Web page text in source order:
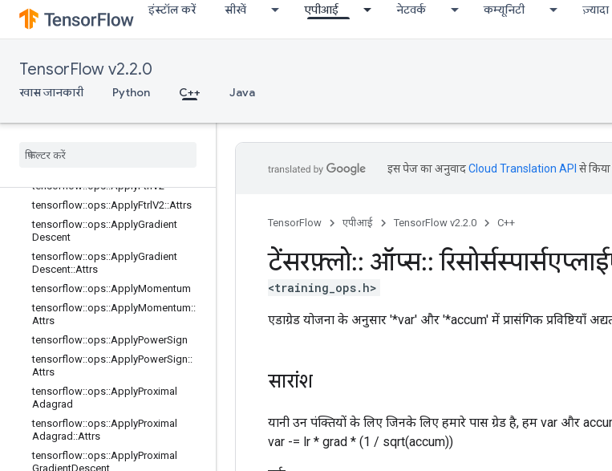
इंस्टॉल करें सीखें एपीआई नेटवर्क कम्यूनिटी ज़्यादा
TensorFlow v2.2.0
खास जानकारी Python C++ Java
tensorflow::ops::ApplyAdam::Attrs
tensorflow::ops::ApplyAddSign
s
tensorflow::ops::ApplyCenteredRMS
Prop
RMSProp::Attrs
tensorflow
tensorflow::ops::ApplyFtrlV2
tensorflow::ops::ApplyFtrlV2::Attrs
tensorflow::ops::ApplyGradient
Descent
tensorflow::ops::ApplyGradient
Descent::Attrs
tensorflow::ops::ApplyMomentum
tensorflow::ops::ApplyMomentum::
Attrs
tensorflow::ops::ApplyPowerSign
tensorflow::ops::ApplyPowerSign::
Attrs
tensorflow::ops::ApplyProximal
Adagrad
tensorflow::ops::ApplyProximal
Adagrad ::Attrs
tensorflow::ops::ApplyProximal
GradientDescent
इस पेज का अनुवादCloud Translation API से किया
TensorFlow एपीआई TensorFlow v2.2.0 C++
टेंसरफ़्लो:: ऑप्स::
<training_ops.h>
एडाग्रेड योजना के अनुसार '*var' और '*accum' में प्रासंगिक प्रविष्टियाँ
सारांश
यानी उन पंक्तियों के लिए जिनके लिए हमारे पास ग्रेड है, हम var और
var -= lr * grad * (1 / sqrt(accum))